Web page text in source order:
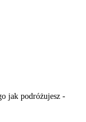
jak podróżujesz -